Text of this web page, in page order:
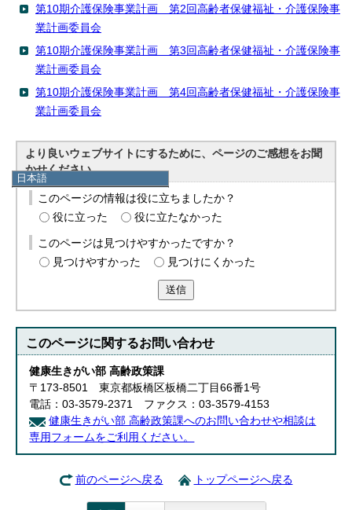
日本語
日本語
English
한국어
简体中文
繁體中文
第10期介護保険事業計画 第2回高齢者保健福祉・介護保険事
業計画委員会
第10期介護保険事業計画 第3回高齢者保健福祉・介護保険事
業計画委員会
第10期介護保険事業計画 第4回高齢者保健福祉・介護保険事
業計画委員会
より良いウェブサイトにするために、ページのご感想をお聞
かせください。
このページの情報は役に立ちましたか？
役に立った
役に立たなかった
このページは見つけやすかったですか？
見つけやすかった
見つけにくかった
送信
このページに関するお問い合わせ
健康生きがい部 高齢政策課
〒173-8501 東京都板橋区板橋二丁目66番1号
電話：03-3579-2371 ファクス：03-3579-4153
健康生きがい部 高齢政策課へのお問い合わせや相談は
専用フォームをご利用ください。
前のページへ戻る トップページへ戻る